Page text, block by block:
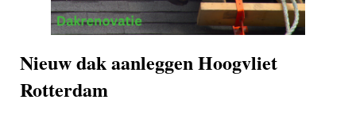
Nieuw dak aanleggen Hoogvliet
Rotterdam